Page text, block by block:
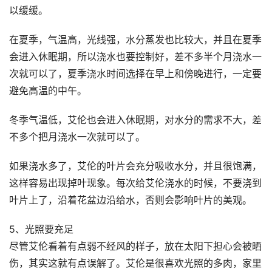
以缓缓。
在夏季，气温高，光线强，水分蒸发也比较大，并且在夏季
会进入休眠期，所以浇水也要控制好，差不多半个月浇水一
次就可以了，夏季浇水时间选择在早上和傍晚进行，一定要
避免高温的中午。
冬季气温低，艾伦也会进入休眠期，对水分的需求不大，差
不多个把月浇水一次就可以了。
如果浇水多了，艾伦的叶片会充分吸收水分，并且很饱满，
这样容易出现掉叶现象。每次给艾伦浇水的时候，不要浇到
叶片上了，沿着花盆边沿给水，否则会影响叶片的美观。
5、光照要充足
尽管艾伦看着有点弱不经风的样子，放在太阳下担心会被晒
伤，其实这就有点误解了。艾伦是很喜欢光照的多肉，家里